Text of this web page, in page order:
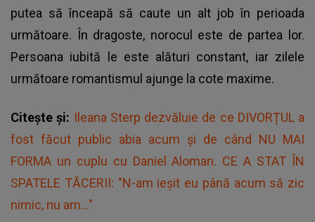
putea să înceapă să caute un alt job în perioada
următoare. În dragoste, norocul este de partea lor.
Persoana iubită le este alături constant, iar zilele
următoare romantismul ajunge la cote maxime.
Citește și: Ileana Sterp dezvăluie de ce DIVORȚUL a
fost făcut public abia acum și de când NU MAI
FORMA un cuplu cu Daniel Aloman. CE A STAT ÎN
SPATELE TĂCERII: "N-am ieșit eu până acum să zic
nimic, nu am..."